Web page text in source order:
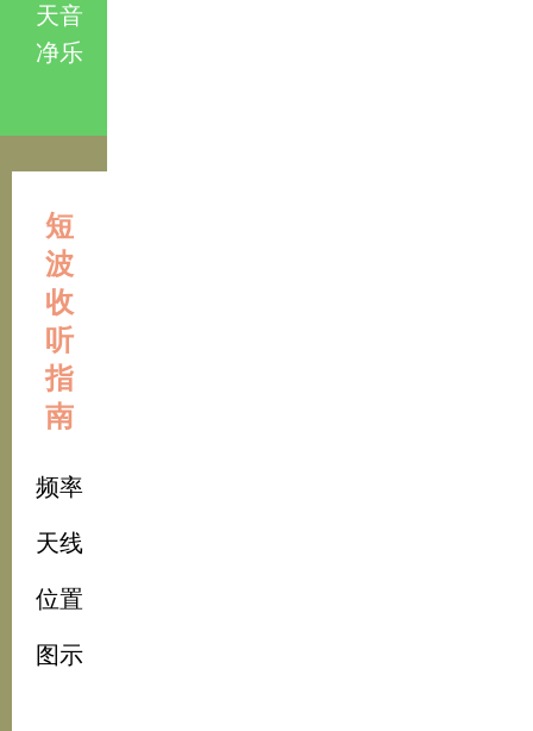
天音
净乐
短
波
收
听
指
南
频率
天线
位置
图示